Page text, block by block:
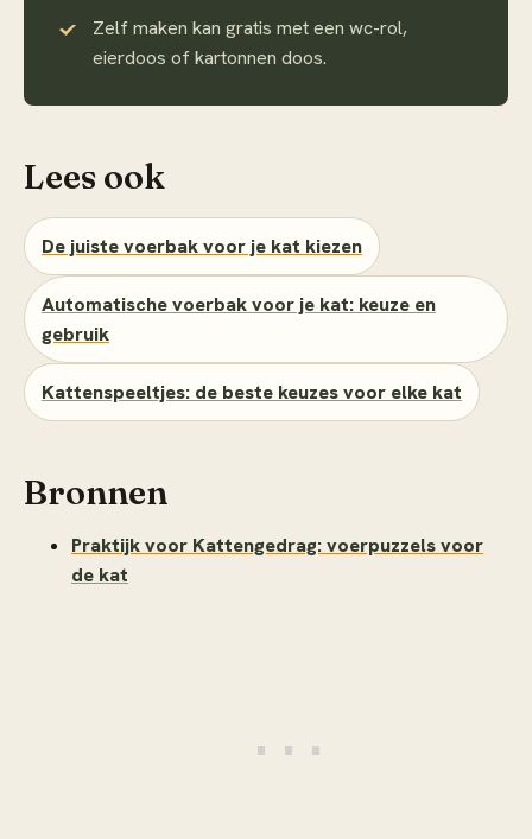
Zelf maken kan gratis met een wc-rol,
eierdoos of kartonnen doos.
Lees ook
De juiste voerbak voor je kat kiezen
Automatische voerbak voor je kat: keuze en
gebruik
Kattenspeeltjes: de beste keuzes voor elke kat
Bronnen
Praktijk voor Kattengedrag: voerpuzzels voor
de kat